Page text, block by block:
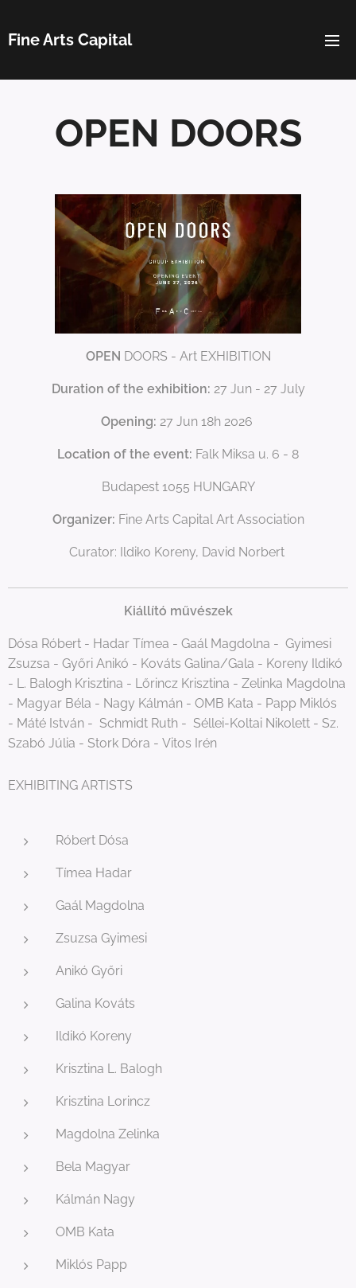
Fine Arts Capital
OPEN DOORS
OPEN DOORS - Art EXHIBITION
Duration of the exhibition: 27 Jun - 27 July
Opening: 27 Jun 18h 2026
Location of the event: Falk Miksa u. 6 - 8
Budapest 1055 HUNGARY
Organizer: Fine Arts Capital Art Association
Curator: Ildiko Koreny, David Norbert
Kiállító művészek
Dósa Róbert - Hadar Tímea - Gaál Magdolna - Gyimesi
Zsuzsa - Győri Anikó - Kováts Galina/Gala - Koreny Ildikó
- L. Balogh Krisztina - Lőrincz Krisztina - Zelinka Magdolna
- Magyar Béla - Nagy Kálmán - OMB Kata - Papp Miklós
- Máté István - Schmidt Ruth - Séllei-Koltai Nikolett - Sz.
Szabó Júlia - Stork Dóra - Vitos Irén
EXHIBITING ARTISTS
Róbert Dósa
Tímea Hadar
Gaál Magdolna
Zsuzsa Gyimesi
Anikó Győri
Galina Kováts
Ildikó Koreny
Krisztina L. Balogh
Krisztina Lorincz
Magdolna Zelinka
Bela Magyar
Kálmán Nagy
OMB Kata
Miklós Papp